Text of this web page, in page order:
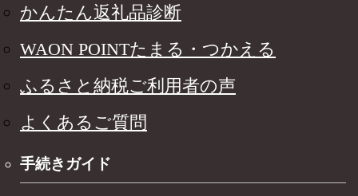
かんたん返礼品診断
WAON POINTたまる・つかえる
ふるさと納税ご利用者の声
よくあるご質問
手続きガイド